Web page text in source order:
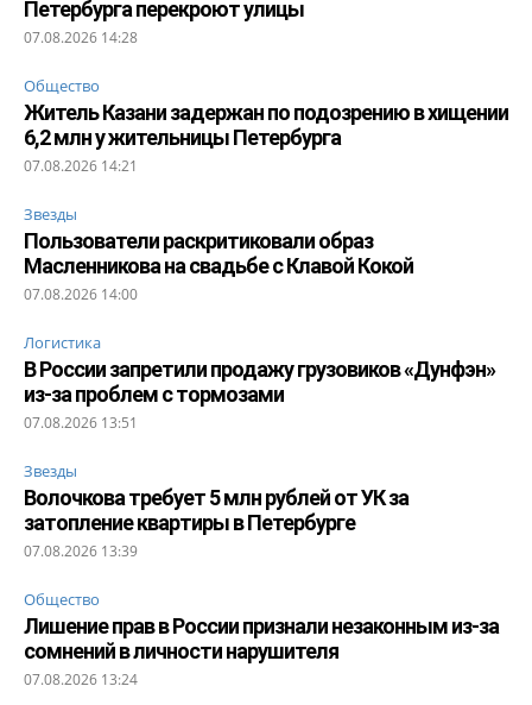
Петербурга перекроют улицы
07.08.2026 14:28
Общество
Житель Казани задержан по подозрению в хищении
6,2 млн у жительницы Петербурга
07.08.2026 14:21
Звезды
Пользователи раскритиковали образ
Масленникова на свадьбе с Клавой Кокой
07.08.2026 14:00
Логистика
В России запретили продажу грузовиков «Дунфэн»
из-за проблем с тормозами
07.08.2026 13:51
Звезды
Волочкова требует 5 млн рублей от УК за
затопление квартиры в Петербурге
07.08.2026 13:39
Общество
Лишение прав в России признали незаконным из-за
сомнений в личности нарушителя
07.08.2026 13:24